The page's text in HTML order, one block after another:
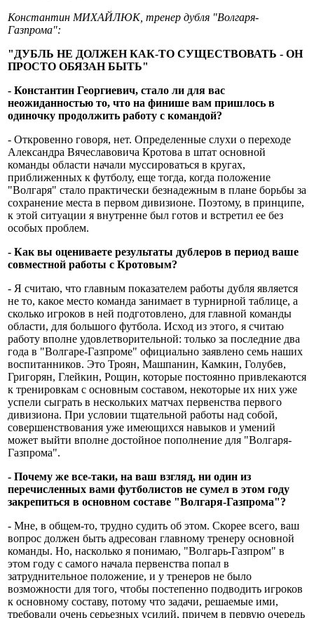
Константин МИХАЙЛЮК, тренер дубля "Волгаря-
Газпрома":
"ДУБЛЬ НЕ ДОЛЖЕН КАК-ТО СУЩЕСТВОВАТЬ - ОН
ПРОСТО ОБЯЗАН БЫТЬ"
- Константин Георгиевич, стало ли для вас
неожиданностью то, что на финише вам пришлось в
одиночку продолжить работу с командой?
- Откровенно говоря, нет. Определенные слухи о переходе
Александра Вячеславовича Кротова в штат основной
команды области начали муссироваться в кругах,
приближенных к футболу, еще тогда, когда положение
"Волгаря" стало практически безнадежным в плане борьбы за
сохранение места в первом дивизионе. Поэтому, в принципе,
к этой ситуации я внутренне был готов и встретил ее без
особых проблем.
- Как вы оцениваете результаты дублеров в период ваше
совместной работы с Кротовым?
- Я считаю, что главным показателем работы дубля является
не то, какое место команда занимает в турнирной таблице, а
сколько игроков в ней подготовлено, для главной команды
области, для большого футбола. Исход из этого, я считаю
работу вполне удовлетворительной: только за последние два
года в "Волгаре-Газпроме" официально заявлено семь наших
воспитанников. Это Троян, Машпанин, Камкин, Голубев,
Григорян, Глейкин, Рощин, которые постоянно привлекаются
к тренировкам с основным составом, некоторые их них уже
успели сыграть в нескольких матчах первенства первого
дивизиона. При условии тщательной работы над собой,
совершенствования уже имеющихся навыков и умений
может выйти вполне достойное пополнение для "Волгаря-
Газпрома".
- Почему же все-таки, на ваш взгляд, ни один из
перечисленных вами футболистов не сумел в этом году
закрепиться в основном составе "Волгаря-Газпрома"?
- Мне, в общем-то, трудно судить об этом. Скорее всего, ваш
вопрос должен быть адресован главному тренеру основной
команды. Но, насколько я понимаю, "Волгарь-Газпром" в
этом году с самого начала первенства попал в
затруднительное положение, и у тренеров не было
возможности для того, чтобы постепенно подводить игроков
к основному составу, потому что задачи, решаемые ими,
требовали очень серьезных усилий, причем в первую очередь